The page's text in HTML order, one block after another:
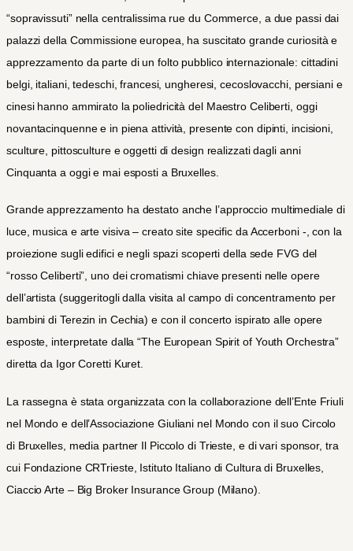
“sopravissuti” nella centralissima rue du Commerce, a due passi dai
palazzi della Commissione europea, ha suscitato grande curiosità e
apprezzamento da parte di un folto pubblico internazionale: cittadini
belgi, italiani, tedeschi, francesi, ungheresi, cecoslovacchi, persiani e
cinesi hanno ammirato la poliedricità del Maestro Celiberti, oggi
novantacinquenne e in piena attività, presente con dipinti, incisioni,
sculture, pittosculture e oggetti di design realizzati dagli anni
Cinquanta a oggi e mai esposti a Bruxelles.
Grande apprezzamento ha destato anche l’approccio multimediale di
luce, musica e arte visiva – creato site specific da Accerboni -, con la
proiezione sugli edifici e negli spazi scoperti della sede FVG del
“rosso Celiberti”, uno dei cromatismi chiave presenti nelle opere
dell’artista (suggeritogli dalla visita al campo di concentramento per
bambini di Terezin in Cechia) e con il concerto ispirato alle opere
esposte, interpretate dalla “The European Spirit of Youth Orchestra”
diretta da Igor Coretti Kuret.
La rassegna è stata organizzata con la collaborazione dell’Ente Friuli
nel Mondo e dell’Associazione Giuliani nel Mondo con il suo Circolo
di Bruxelles, media partner Il Piccolo di Trieste, e di vari sponsor, tra
cui Fondazione CRTrieste, Istituto Italiano di Cultura di Bruxelles,
Ciaccio Arte – Big Broker Insurance Group (Milano)